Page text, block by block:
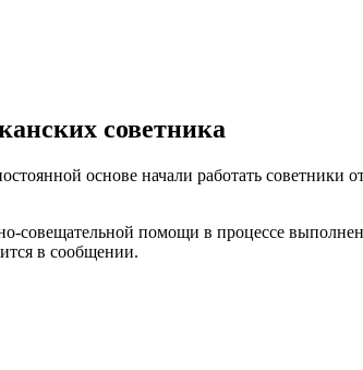
советника
основе начали работать
совещательной помощи в процессе
в сообщении.